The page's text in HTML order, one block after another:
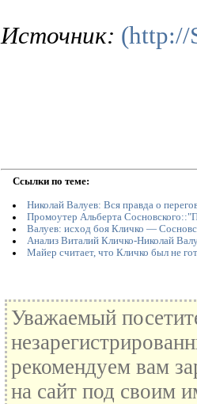
Источник: (http://
Ссылки по теме:
Николай Валуев: Вся правда о
Промоутер Альберта
Валуев: исход боя Кличко —
Анализ Виталий Кличко-Николай
Майер считает, что Кличко был не
Уважаемый
рекомендуем вам
на сайт под своим